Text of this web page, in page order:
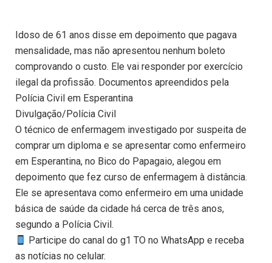
Idoso de 61 anos disse em depoimento que pagava
mensalidade, mas não apresentou nenhum boleto
comprovando o custo. Ele vai responder por exercício
ilegal da profissão. Documentos apreendidos pela
Polícia Civil em Esperantina
Divulgação/Polícia Civil
O técnico de enfermagem investigado por suspeita de
comprar um diploma e se apresentar como enfermeiro
em Esperantina, no Bico do Papagaio, alegou em
depoimento que fez curso de enfermagem à distância.
Ele se apresentava como enfermeiro em uma unidade
básica de saúde da cidade há cerca de três anos,
segundo a Polícia Civil.
Participe do canal do g1 TO no WhatsApp e receba
as notícias no celular.